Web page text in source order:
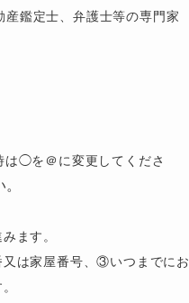
鑑定士、弁護士等の専門家
◯を＠に変更してくださ
ます。
は家屋番号、③いつまでにお